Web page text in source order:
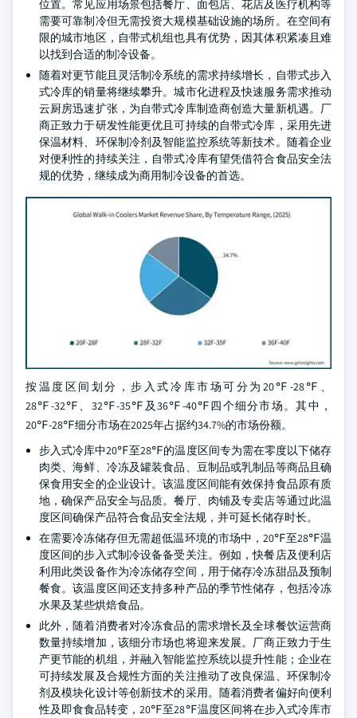
位置。常见应用场景包括餐厅、面包店、花店及医疗机构等
需要可靠制冷但无需投资大规模基础设施的场所。在空间有
限的城市地区，自带式机组也具有优势，因其体积紧凑且难
以找到合适的制冷设备。
随着对更节能且灵活制冷系统的需求持续增长，自带式步入
式冷库的销量将继续攀升。城市化进程及快速服务需求推动
云厨房迅速扩张，为自带式冷库制造商创造大量新机遇。厂
商正致力于研发性能更优且可持续的自带式冷库，采用先进
保温材料、环保制冷剂及智能监控系统等新技术。随着企业
对便利性的持续关注，自带式冷库有望凭借符合食品安全法
规的优势，继续成为商用制冷设备的首选。
按温度区间划分，步入式冷库市场可分为20℉-28℉、
28℉-32℉、32℉-35℉及36℉-40℉四个细分市场。其中，
20℉-28℉细分市场在2025年占据约34.7%的市场份额。
步入式冷库中20℉至28℉的温度区间专为需在零度以下储存
肉类、海鲜、冷冻及罐装食品、豆制品或乳制品等商品且确
保食用安全的企业设计。该温度区间能有效保持食品原有质
地，确保产品安全与品质。餐厅、肉铺及专卖店等通过此温
度区间确保产品符合食品安全法规，并可延长储存时长。
在需要冷冻储存但无需超低温环境的市场中，20℉至28℉温
度区间的步入式制冷设备备受关注。例如，快餐店及便利店
利用此类设备作为冷冻储存空间，用于储存冷冻甜品及预制
餐食。该温度区间还支持多种产品的季节性储存，包括冷冻
水果及某些烘焙食品。
此外，随着消费者对冷冻食品的需求增长及全球餐饮运营商
数量持续增加，该细分市场也将迎来发展。厂商正致力于生
产更节能的机组，并融入智能监控系统以提升性能；企业在
可持续发展及合规性方面的关注推动了改良保温、环保制冷
剂及模块化设计等创新技术的采用。随着消费者偏好向便利
性及即食食品转变，20℉至28℉温度区间将在步入式冷库市